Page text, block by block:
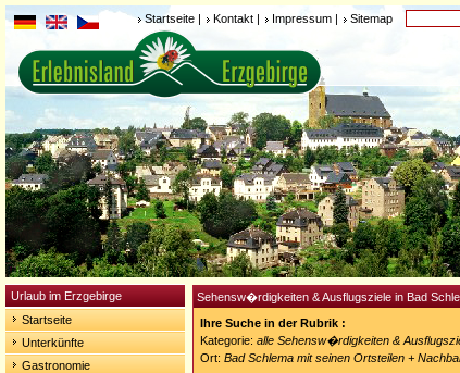
Startseite | Kontakt | Impressum | Sitemap
Urlaub im Erzgebirge
Startseite
Unterkünfte
Gastronomie
Sehensw�rdigkeiten & Ausflugsziele in Bad
Ihre Suche in der Rubrik :
Kategorie: alle Sehensw�rdigkeiten &
Ort: Bad Schlema mit seinen Ortsteilen +